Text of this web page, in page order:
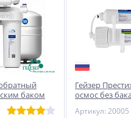
баком
Гейзер
осмос без
Артикул: 20005